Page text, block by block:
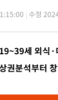
수정
19~39세 외식·
권분석부터